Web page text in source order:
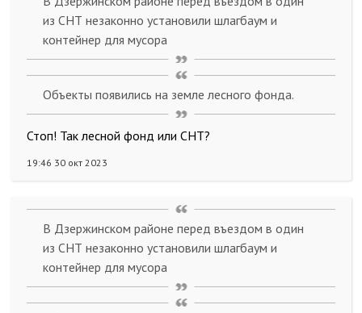
из СНТ незаконно установили шлагбаум и
контейнер для мусора
Объекты появились на земле лесного фонда.
Стоп! Так лесной фонд или СНТ?
19:46 30 окт 2023
В Дзержинском районе перед въездом в один
из СНТ незаконно установили шлагбаум и
контейнер для мусора